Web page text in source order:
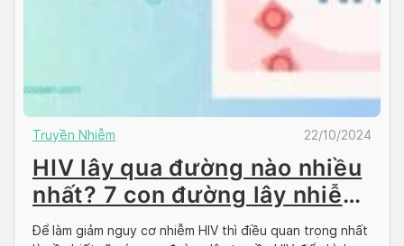
Truyền Nhiễm 22/10/2024
HIV lây qua đường nào nhiều
nhất? 7 con đường lây nhiễm
bạn nên biết
Để làm giảm nguy cơ nhiễm HIV thì điều quan trọng nhất